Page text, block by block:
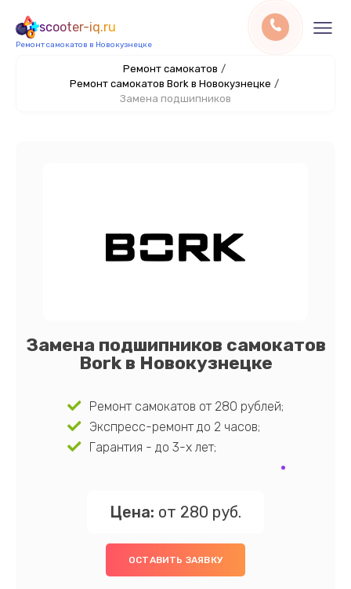
scooter-iq.ru
Ремонт самокатов в Новокузнецке
Ремонт самокатов /
Ремонт самокатов Bork в Новокузнецке /
Замена подшипников
Замена подшипников самокатов
Bork в Новокузнецке
Ремонт самокатов от 280 рублей;
Экспресс-ремонт до 2 часов;
Гарантия - до 3-х лет;
Цена: от 280 руб.
ОСТАВИТЬ ЗАЯВКУ